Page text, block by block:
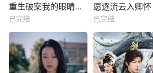
重生破案我的眼睛能锁定凶手
已完结
愿逐流云入卿怀
已完结